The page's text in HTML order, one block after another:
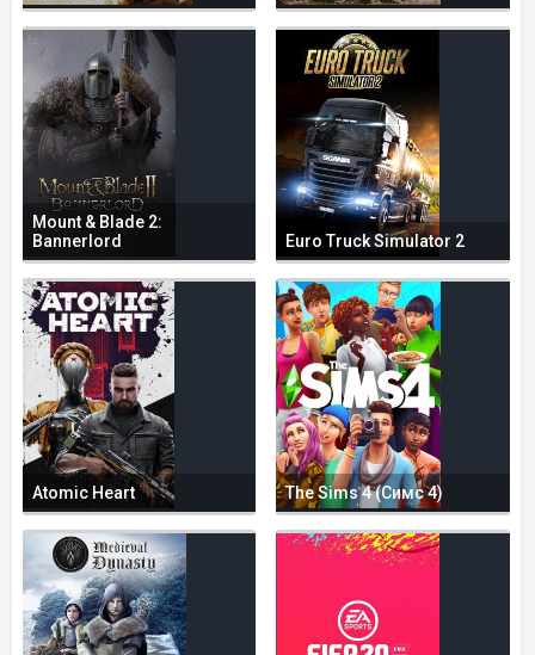
Mount & Blade 2:
Bannerlord
Euro Truck Simulator 2
Atomic Heart The Sims 4 (Симс 4)